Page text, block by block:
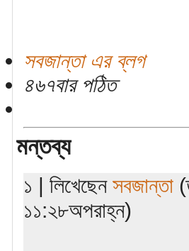
সবজান্তা এর ব্লগ
৪৬৭বার পঠিত
মন্তব্য
১ | লিখেছেন সবজান্তা
১১:২৮অপরাহ্ন)